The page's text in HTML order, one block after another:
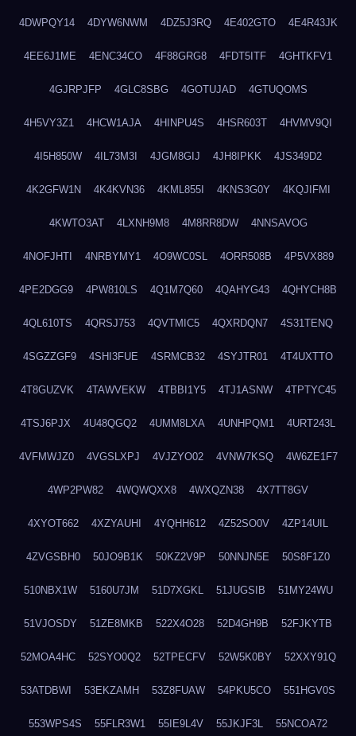
4DWPQY14 4DYW6NWM 4DZ5J3RQ 4E402GTO 4E4R43JK
4EE6J1ME 4ENC34CO 4F88GRG8 4FDT5ITF 4GHTKFV1
4GJRPJFP 4GLC8SBG 4GOTUJAD 4GTUQOMS
4H5VY3Z1 4HCW1AJA 4HINPU4S 4HSR603T 4HVMV9QI
4I5H850W 4IL73M3I 4JGM8GIJ 4JH8IPKK 4JS349D2
4K2GFW1N 4K4KVN36 4KML855I 4KNS3G0Y 4KQJIFMI
4KWTO3AT 4LXNH9M8 4M8RR8DW 4NNSAVOG
4NOFJHTI 4NRBYMY1 4O9WC0SL 4ORR508B 4P5VX889
4PE2DGG9 4PW810LS 4Q1M7Q60 4QAHYG43 4QHYCH8B
4QL610TS 4QRSJ753 4QVTMIC5 4QXRDQN7 4S31TENQ
4SGZZGF9 4SHI3FUE 4SRMCB32 4SYJTR01 4T4UXTTO
4T8GUZVK 4TAWVEKW 4TBBI1Y5 4TJ1ASNW 4TPTYC45
4TSJ6PJX 4U48QGQ2 4UMM8LXA 4UNHPQM1 4URT243L
4VFMWJZ0 4VGSLXPJ 4VJZYO02 4VNW7KSQ 4W6ZE1F7
4WP2PW82 4WQWQXX8 4WXQZN38 4X7TT8GV
4XYOT662 4XZYAUHI 4YQHH612 4Z52SO0V 4ZP14UIL
4ZVGSBH0 50JO9B1K 50KZ2V9P 50NNJN5E 50S8F1Z0
510NBX1W 5160U7JM 51D7XGKL 51JUGSIB 51MY24WU
51VJOSDY 51ZE8MKB 522X4O28 52D4GH9B 52FJKYTB
52MOA4HC 52SYO0Q2 52TPECFV 52W5K0BY 52XXY91Q
53ATDBWI 53EKZAMH 53Z8FUAW 54PKU5CO 551HGV0S
553WPS4S 55FLR3W1 55IE9L4V 55JKJF3L 55NCOA72